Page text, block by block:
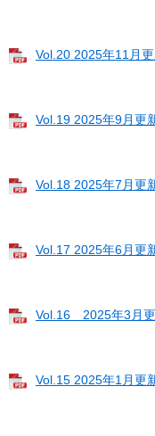
Vol.20 2025年11月
Vol.19 2025年9月更
Vol.18 2025年7月更
Vol.17 2025年6月更
Vol.16 2025年3月
Vol.15 2025年1月更